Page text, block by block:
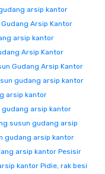
arsip kantor
Arsip Kantor
arsip kantor
Arsip Kantor
Gudang Arsip Kantor
gudang arsip kantor
arsip kantor
gudang arsip kantor
susun gudang arsip
gudang arsip kantor
arsip kantor Pesisir
kantor Pidie, rak besi